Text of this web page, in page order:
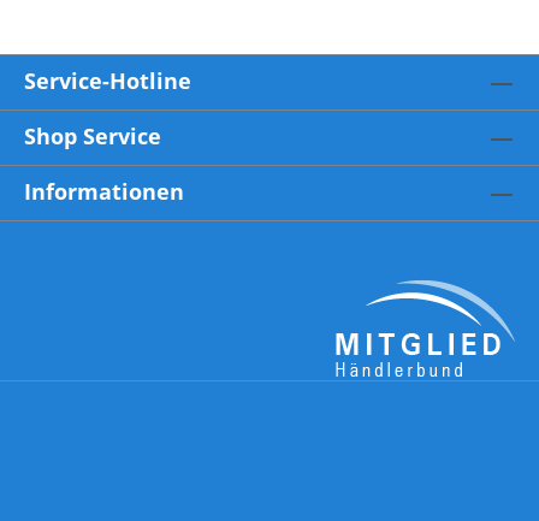
Service-Hotline
Shop Service
Informationen